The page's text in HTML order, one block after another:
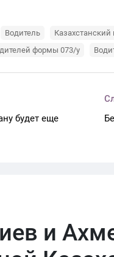
Водитель
Казахстанский
формы 073/у
будет еще
и